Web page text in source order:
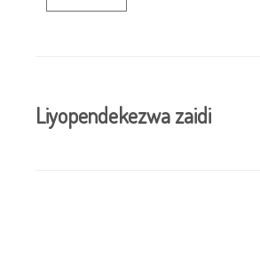
Liyopendekezwa zaidi